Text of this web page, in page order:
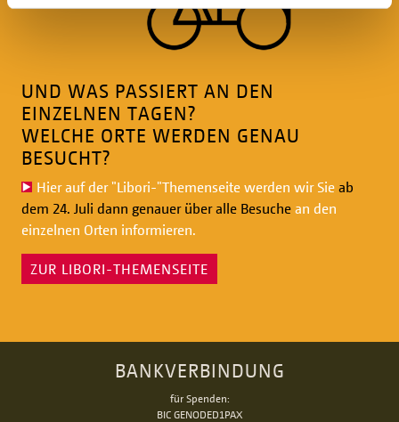
UND WAS PASSIERT AN DEN
EINZELNEN TAGEN?
WELCHE ORTE WERDEN GENAU
BESUCHT?
Hier auf der "Libori-"Themenseite werden wir Sie ab
dem 24. Juli dann genauer über alle Besuche an den
einzelnen Orten informieren.
ZUR LIBORI-THEMENSEITE
BANKVERBINDUNG
für Spenden:
BIC GENODED1PAX